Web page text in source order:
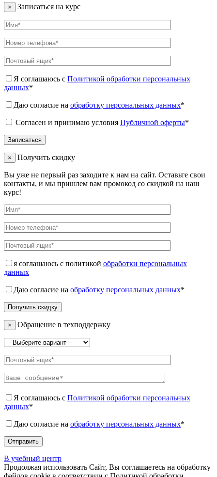
× Записаться на курс
Я соглашаюсь с Политикой обработки персональных
данных*
Даю согласие на обработку персональных данных*
Согласен и принимаю условия Публичной оферты*
× Получить скидку
Вы уже не первый раз заходите к нам на сайт. Оставьте свои
контакты, и мы пришлем вам промокод со скидкой на наш
курс!
я соглашаюсь с политикой обработки персональных
данных
Даю согласие на обработку персональных данных*
× Обращение в техподдержку
Я соглашаюсь с Политикой обработки персональных
данных*
Даю согласие на обработку персональных данных*
В учебный центр
Продолжая использовать Сайт, Вы соглашаетесь на обработку